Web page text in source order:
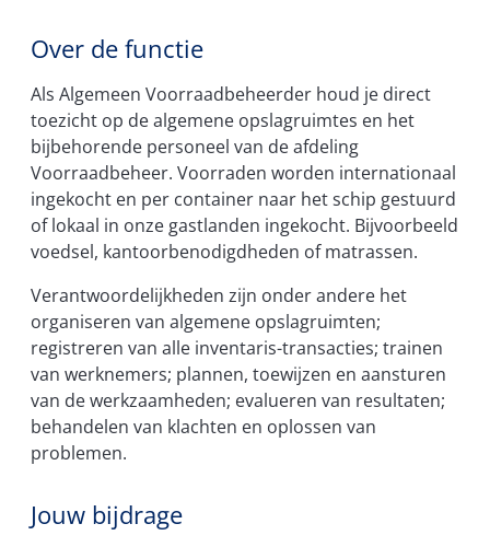
Over de functie
Als Algemeen Voorraadbeheerder houd je direct
toezicht op de algemene opslagruimtes en het
bijbehorende personeel van de afdeling
Voorraadbeheer. Voorraden worden internationaal
ingekocht en per container naar het schip gestuurd
of lokaal in onze gastlanden ingekocht. Bijvoorbeeld
voedsel, kantoorbenodigdheden of matrassen.
Verantwoordelijkheden zijn onder andere het
organiseren van algemene opslagruimten;
registreren van alle inventaris-transacties; trainen
van werknemers; plannen, toewijzen en aansturen
van de werkzaamheden; evalueren van resultaten;
behandelen van klachten en oplossen van
problemen.
Jouw bijdrage